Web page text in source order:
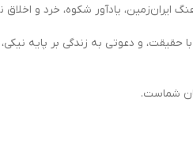
ایران‌زمین، یادآور شکوه، خرد و
حقیقت، و دعوتی به زندگی بر پایه
شماست.